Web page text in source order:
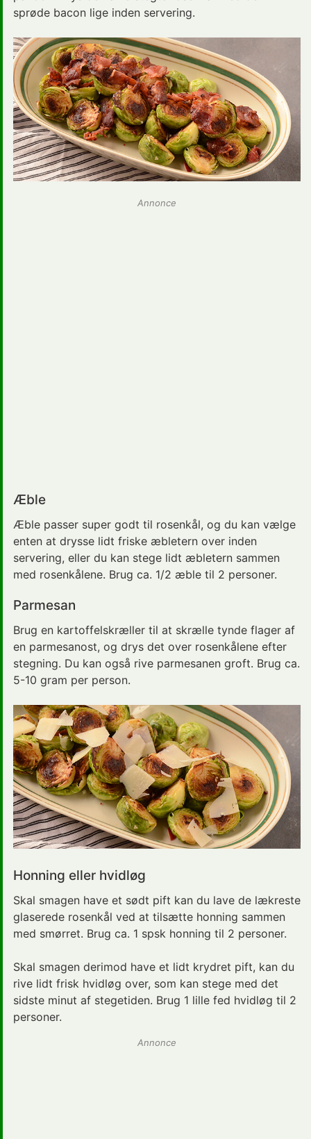
sprøde bacon lige inden servering.
Annonce
Æble
Æble passer super godt til rosenkål, og du kan vælge
enten at drysse lidt friske æbletern over inden
servering, eller du kan stege lidt æbletern sammen
med rosenkålene. Brug ca. 1/2 æble til 2 personer.
Parmesan
Brug en kartoffelskræller til at skrælle tynde flager af
en parmesanost, og drys det over rosenkålene efter
stegning. Du kan også rive parmesanen groft. Brug ca.
5-10 gram per person.
Honning eller hvidløg
Skal smagen have et sødt pift kan du lave de lækreste
glaserede rosenkål ved at tilsætte honning sammen
med smørret. Brug ca. 1 spsk honning til 2 personer.
Skal smagen derimod have et lidt krydret pift, kan du
rive lidt frisk hvidløg over, som kan stege med det
sidste minut af stegetiden. Brug 1 lille fed hvidløg til 2
personer.
Annonce